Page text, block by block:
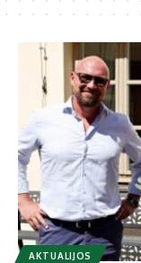
AKTUALIJOS